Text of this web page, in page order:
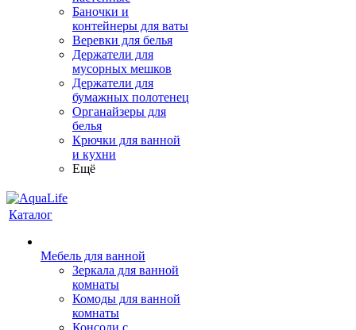
Баночки и
контейнеры для ваты
Веревки для белья
Держатели для
мусорных мешков
Держатели для
бумажных полотенец
Органайзеры для
белья
Крючки для ванной
и кухни
Ещё
Каталог
Мебель для ванной
Зеркала для ванной
комнаты
Комоды для ванной
комнаты
Консоли с